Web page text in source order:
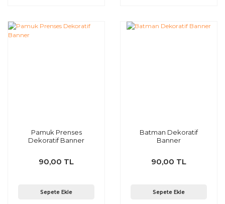
Pamuk Prenses
Dekoratif Banner
90,00 TL
Sepete Ekle
Batman Dekoratif
Banner
90,00 TL
Sepete Ekle